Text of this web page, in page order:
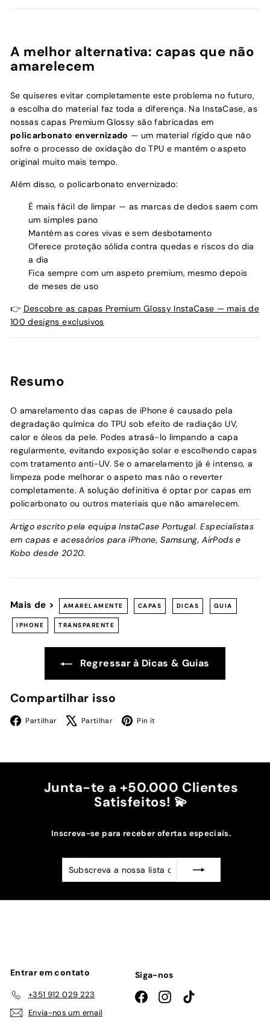
A melhor alternativa: capas que não
amarelecem
Se quiseres evitar completamente este problema no futuro,
a escolha do material faz toda a diferença. Na InstaCase, as
nossas capas Premium Glossy são fabricadas em
policarbonato envernizado — um material rígido que não
sofre o processo de oxidação do TPU e mantém o aspeto
original muito mais tempo.
Além disso, o policarbonato envernizado:
É mais fácil de limpar — as marcas de dedos saem com
um simples pano
Mantém as cores vivas e sem desbotamento
Oferece proteção sólida contra quedas e riscos do dia
a dia
Fica sempre com um aspeto premium, mesmo depois
de meses de uso
👉 Descobre as capas Premium Glossy InstaCase — mais de
100 designs exclusivos
Resumo
O amarelamento das capas de iPhone é causado pela
degradação química do TPU sob efeito de radiação UV,
calor e óleos da pele. Podes atrasá-lo limpando a capa
regularmente, evitando exposição solar e escolhendo capas
com tratamento anti-UV. Se o amarelamento já é intenso, a
limpeza pode melhorar o aspeto mas não o reverter
completamente. A solução definitiva é optar por capas em
policarbonato ou outros materiais que não amarelecem.
Artigo escrito pela equipa InstaCase Portugal. Especialistas
em capas e acessórios para iPhone, Samsung, AirPods e
Kobo desde 2020.
Mais de > AMARELAMENTE CAPAS DICAS GUIA
IPHONE TRANSPARENTE
Regressar à Dicas & Guias
Compartilhar isso
Partilhar Facebook
Partilhar X Pin it
Junta-te a +50.000 Clientes
Satisfeitos! 💫
Inscreva-se para receber ofertas especiais.
Subscreva
a
Subscrever
Entrar em contato
+351 912 029 223
Envia-nos um email
Siga-nos
FacebookInstagramTikTok